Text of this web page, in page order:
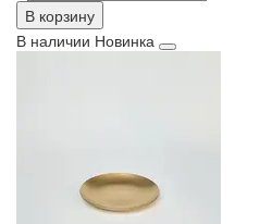
В корзину
В наличии Новинка